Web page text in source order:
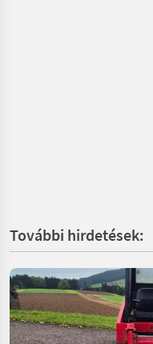
További hirdetések: